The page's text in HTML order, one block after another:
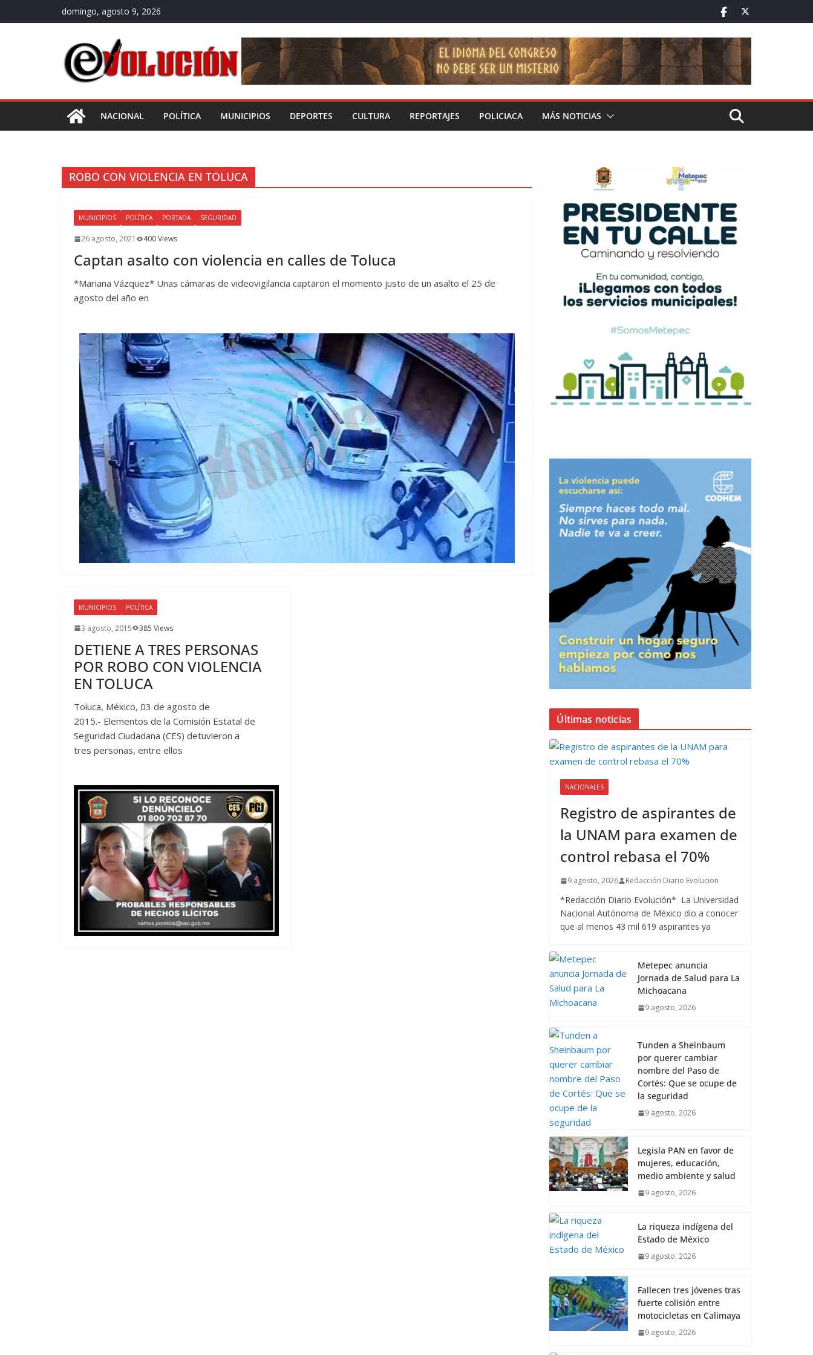
al
domingo, agosto 9, 2026
NACIONAL POLÍTICA MUNICIPIOS DEPORTES CULTURA REPORTAJES POLICIACA MÁS NOTICIAS
ROBO CON VIOLENCIA EN TOLUCA
MUNICIPIOS POLÍTICA PORTADA SEGURIDAD
26 agosto, 2021 400 Views
Captan asalto con violencia en calles de Toluca
*Mariana Vázquez* Unas cámaras de videovigilancia captaron el momento justo de un asalto el 25 de
agosto del año en
MUNICIPIOS POLÍTICA
3 agosto, 2015 385 Views
DETIENE A TRES PERSONAS
POR ROBO CON VIOLENCIA
EN TOLUCA
Toluca, México, 03 de agosto de
2015.- Elementos de la Comisión Estatal de
Seguridad Ciudadana (CES) detuvieron a
tres personas, entre ellos
Últimas noticias
NACIONALES
Registro de aspirantes de
la UNAM para examen de
control rebasa el 70%
9 agosto, 2026 Redacción Diario Evolucion
*Redacción Diario Evolución* La Universidad
Nacional Autónoma de México dio a conocer
que al menos 43 mil 619 aspirantes ya
Metepec anuncia
Jornada de Salud para La
Michoacana
9 agosto, 2026
Tunden a Sheinbaum
por querer cambiar
nombre del Paso de
Cortés: Que se ocupe de
la seguridad
9 agosto, 2026
Legisla PAN en favor de
mujeres, educación,
medio ambiente y salud
9 agosto, 2026
La riqueza indígena del
Estado de México
9 agosto, 2026
Fallecen tres jóvenes tras
fuerte colisión entre
motocicletas en Calimaya
9 agosto, 2026